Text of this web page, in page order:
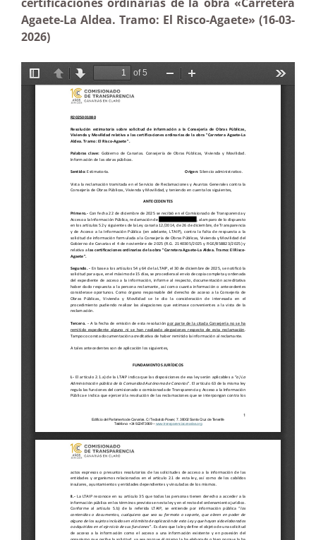
Agaete-La Aldea. Tramo: El Risco-Agaete» (16-03-
2026)